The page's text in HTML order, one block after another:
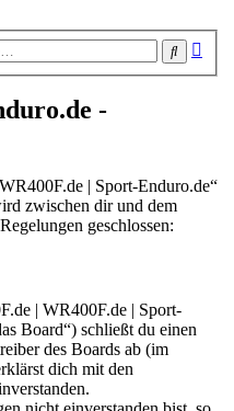
Suche
-
| Sport-Enduro.de“
zwischen dir und dem
geschlossen:
| WR400F.de | Sport-
Board“) schließt du einen
des Boards ab (im
dich mit den